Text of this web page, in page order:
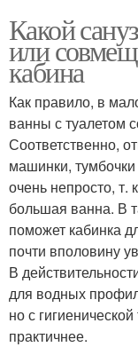
Какой
или
кабина
Как правило, в
ванны с туалетом
Соответственно,
машинки,
очень непросто,
большая ванна. В
поможет кабинка
почти вполовину
В
для водных
но с
практичнее.